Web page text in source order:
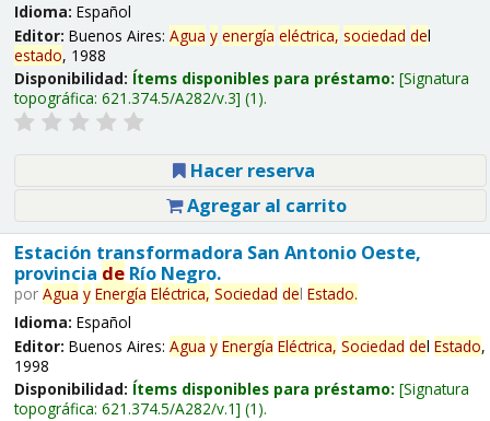
Idioma: Español
Editor: Buenos Aires: Agua y energía eléctrica, sociedad del
estado, 1988
Disponibilidad: Ítems disponibles para préstamo: Signatura
topográfica: 621.374.5/A282/v.3 (1).
Hacer reserva
Agregar al carrito
Estación transformadora San Antonio Oeste,
provincia deRío Negro.
por Agua y Energía Eléctrica, Sociedad del Estado.
Idioma: Español
Editor: Buenos Aires: Agua y Energía Eléctrica, Sociedad del Estado,
1998
Disponibilidad: Ítems disponibles para préstamo: Signatura
topográfica: 621.374.5/A282/v.1 (1).